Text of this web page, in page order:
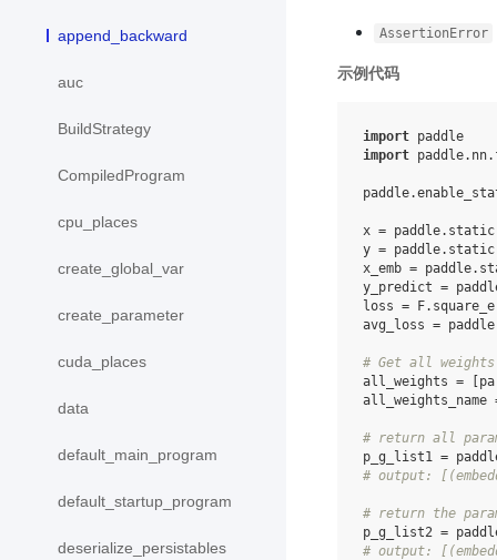
append_backward
auc
BuildStrategy
CompiledProgram
cpu_places
create_global_var
create_parameter
cuda_places
data
default_main_program
default_startup_program
deserialize_persistables
AssertionError
示例代码
import paddle
import
paddle.
x = paddle. static
y = paddle. static
x_emb = paddle.
y_predict =
loss = F.
avg_loss = paddle
# Get all
all_weights =
all_weights_name
# return all
p_g_list1 =
# output:
# return the
p_g_list2 =
# output: